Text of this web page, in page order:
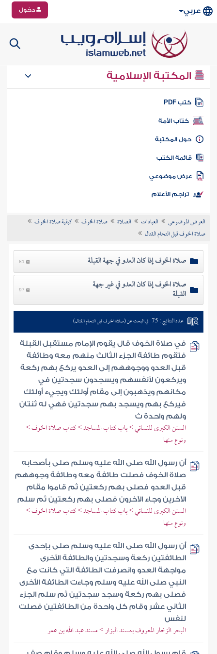
عربي دخول
المكتبة الإسلامية
كتب PDF
كتاب الأمة
المكتبة
الكتب
موضوعي
تراجم الأعلام
العرض الموضوعي العبادات الصلاة صلاة الخوف
كيفية صلاة الخوف
صلاة الخوف قبل التحام القتال
صلاة الخوف إذا كان العدو في جهة القبلة 81
صلاة الخوف إذا كان العدو في غير جهة
القبلة 97
عدد النتائج : 75 في البحث عن (صلاة الخوف قبل التحام القتال)
في صلاة الخوف قال يقوم الإمام مستقبل القبلة
فتقوم طائفة الجزء الثالث منهم معه وطائفة
قبل العدو ووجوههم إلى العدو يركع بهم ركعة
ويركعون لأنفسهم ويسجدون سجدتين في
مكانهم ويذهبون إلى مقام أولئك ويجيء أولئك
فيركع بهم ويسجد بهم سجدتين فهي له ثنتان
ولهم واحدة ث
السنن الكبرى للنسائي > باب كتاب المساجد > كتاب صلاة الخوف >
ونوع منها
أن رسول الله صلى الله عليه وسلم صلى بأصحابه
صلاة الخوف فصلت طائفة معه وطائفة وجوههم
قبل العدو فصلى بهم ركعتين ثم قاموا مقام
الآخرين وجاء الآخرون فصلى بهم ركعتين ثم سلم
السنن الكبرى للنسائي > باب كتاب المساجد > كتاب صلاة الخوف >
ونوع منها
أن رسول الله صلى الله عليه وسلم صلى بإحدى
الطائفتين ركعة وسجدتين والطائفة الأخرى
مواجهة العدو وانصرفت الطائفة التي كانت مع
النبي صلى الله عليه وسلم وجاءت الطائفة الأخرى
فصلى بهم ركعة وسجد سجدتين ثم سلم الجزء
الثاني عشر وقام كل واحدة من الطائفتين فصلت
لنفس
البحر الزخار المعروف بمسند البزار > مسند عبد الله بن عمر